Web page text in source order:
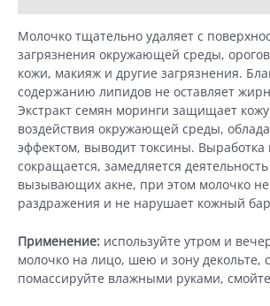
Молочко тщательно удаляет с
загрязнения окружающей среды,
кожи, макияж и другие загрязнения.
содержанию липидов не оставляет
Экстракт семян моринги защищает кожу
воздействия окружающей среды,
эффектом, выводит токсины. Выработка
сокращается, замедляется
вызывающих акне, при этом молочко
раздражения и не нарушает кожный
Применение: используйте утром и
молочко на лицо, шею и зону декольте,
помассируйте влажными руками,